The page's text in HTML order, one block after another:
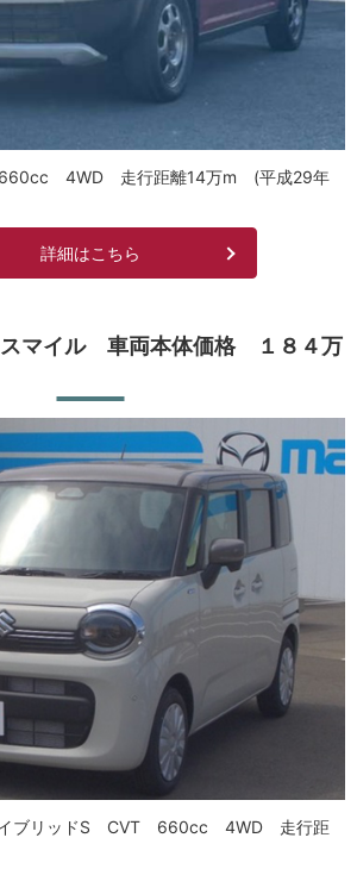
4WD 走行距離14万m (平成29年
詳細はこちら
マイル 車両本体価格 １８４万
イブリッドS CVT 660cc 4WD 走行距